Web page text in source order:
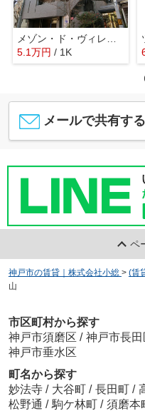
5.1万円 / 1K
メールで共有する
ペ
神戸市の賃貸｜株式会社小総 > (賃
山
市区町村から探す
神戸市須磨区 / 神戸市長田
神戸市垂水区
町名から探す
妙法寺 / 大谷町 / 長田町 /
松野通 / 駒ケ林町 / 須磨本